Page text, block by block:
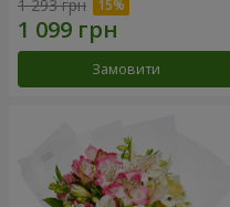
1 293 грн
Замовити